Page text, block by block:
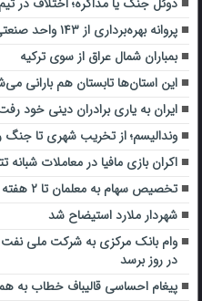
پروانه بهره‌برداری از ۱۴۳ واحد صنعتی در قم صادر شد
بمباران شمال عراق از سوی ترکیه
این استان‌ها تابستان هم بارانی
ایران به یاری برادران دینی خود رفت
وندالیسم؛ از تخریب شهری تا جنگ
اکران بازی مافیا در معاملات
تخصیص سهام به معلمان تا ۲ هفته آینده+جزئیات
شهردار ملارد استیضاح شد
در روز برسد
پیغام احساسی قالیباف خطاب به